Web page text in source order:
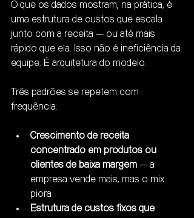
O que os dados mostram, na prática, é
uma estrutura de custos que escala
junto com a receita — ou até mais
rápido que ela. Isso não é ineficiência da
equipe. É arquitetura do modelo.
Três padrões se repetem com
frequência:
Crescimento de receita
concentrado em produtos ou
clientes de baixa margem — a
empresa vende mais, mas o mix
piora
Estrutura de custos fixos que